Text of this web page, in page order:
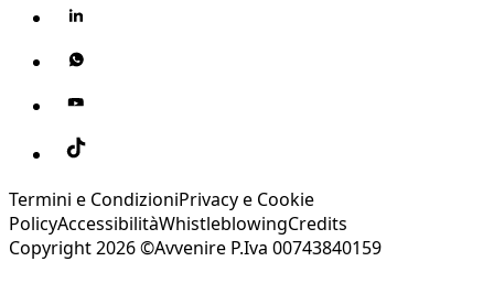
Termini e CondizioniPrivacy e Cookie
PolicyAccessibilitàWhistleblowingCredits
Copyright 2026 ©Avvenire P.Iva 00743840159